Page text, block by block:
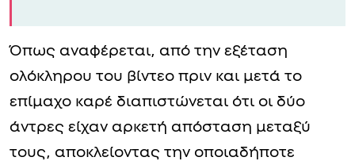
Όπως αναφέρεται, από την εξέταση
ολόκληρου του βίντεο πριν και μετά το
επίμαχο καρέ διαπιστώνεται ότι οι δύο
άντρες είχαν αρκετή απόσταση μεταξύ
τους, αποκλείοντας την οποιαδήποτε